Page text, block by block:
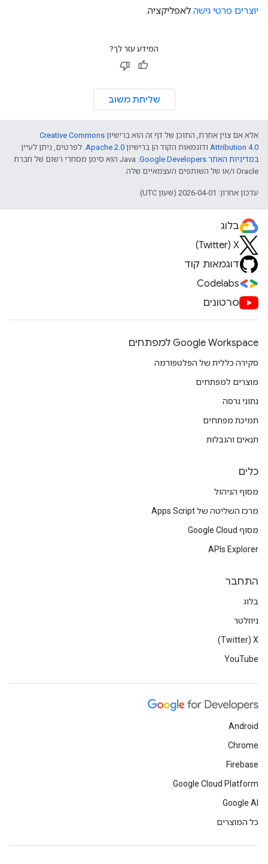
יוצרים פרטי גישה לאפליקציה.
המידע עזר לך?
שליחת משוב
אלא אם צוין אחרת, התוכן של דף זה הוא ברישיון Creative Commons
Attribution 4.0 ודוגמאות הקוד הן ברישיון Apache 2.0. לפרטים, ניתן לעיין
במדיניות האתר Google Developers‏
.‏ Java הוא סימן מסחרי רשום של חברת
Oracle ו/או של השותפים העצמאיים שלה.
עדכון אחרון: 2026-04-01 (שעון UTC).
בלוג
X‏ (Twitter)
דוגמאות קוד
Codelabs
סרטונים
Google Workspace למפתחים
סקירה כללית של הפלטפורמה
מוצרים למפתחים
נתוני גרסה
תמיכת מפתחים
תנאים והגבלות
כלים
מסוף הניהול
מרכז השליטה של Apps Script
מסוף Google Cloud
APIs Explorer
התחבר
בלוג
ניוזלטר
X‏ (Twitter)
YouTube
Android
Chrome
Firebase
Google Cloud Platform
Google AI
כל המוצרים